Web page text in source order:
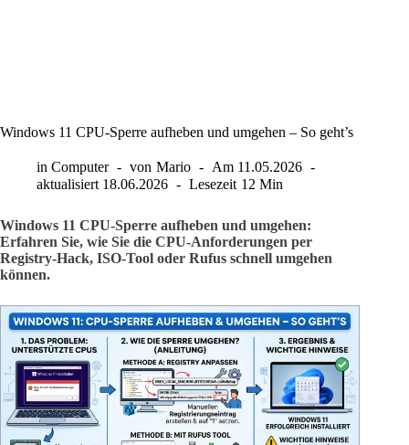
Windows 11 CPU-Sperre aufheben und umgehen – So geht’s
in Computer von Mario Am 11.05.2026
aktualisiert 18.06.2026 Lesezeit 12 Min
Windows 11 CPU-Sperre aufheben und umgehen:
Erfahren Sie, wie Sie die CPU-Anforderungen per
Registry-Hack, ISO-Tool oder Rufus schnell umgehen
können.